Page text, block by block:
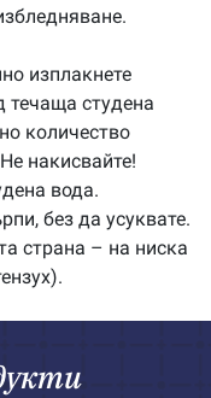
изплакнете
течаща студена
количество
накисвайте!
вода.
без да усуквате.
страна – на ниска